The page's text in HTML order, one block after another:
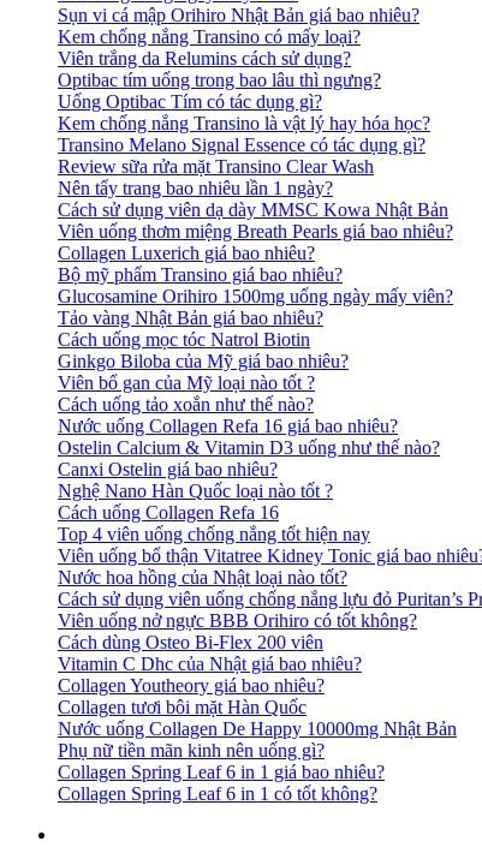
Sụn vi cá mập Orihiro Nhật Bản giá bao nhiêu?
Kem chống nắng Transino có mấy loại?
Viên trắng da Relumins cách sử dụng?
Optibac tím uống trong bao lâu thì ngưng?
Uống Optibac Tím có tác dụng gì?
Kem chống nắng Transino là vật lý hay hóa học?
Transino Melano Signal Essence có tác dụng gì?
Review sữa rửa mặt Transino Clear Wash
Nên tẩy trang bao nhiêu lần 1 ngày?
Cách sử dụng viên dạ dày MMSC Kowa Nhật Bản
Viên uống thơm miệng Breath Pearls giá bao nhiêu?
Collagen Luxerich giá bao nhiêu?
Bộ mỹ phẩm Transino giá bao nhiêu?
Glucosamine Orihiro 1500mg uống ngày mấy viên?
Tảo vàng Nhật Bản giá bao nhiêu?
Cách uống mọc tóc Natrol Biotin
Ginkgo Biloba của Mỹ giá bao nhiêu?
Viên bổ gan của Mỹ loại nào tốt ?
Cách uống tảo xoắn như thế nào?
Nước uống Collagen Refa 16 giá bao nhiêu?
Ostelin Calcium & Vitamin D3 uống như thế nào?
Canxi Ostelin giá bao nhiêu?
Nghệ Nano Hàn Quốc loại nào tốt ?
Cách uống Collagen Refa 16
Top 4 viên uống chống nắng tốt hiện nay
Viên uống bổ thận Vitatree Kidney Tonic giá bao
Nước hoa hồng của Nhật loại nào tốt?
Cách sử dụng viên uống chống nắng lựu đỏ Puritan’s
Viên uống nở ngực BBB Orihiro có tốt không?
Cách dùng Osteo Bi-Flex 200 viên
Vitamin C Dhc của Nhật giá bao nhiêu?
Collagen Youtheory giá bao nhiêu?
Collagen tươi bôi mặt Hàn Quốc
Nước uống Collagen De Happy 10000mg Nhật Bản
Phụ nữ tiền mãn kinh nên uống gì?
Collagen Spring Leaf 6 in 1 giá bao nhiêu?
Collagen Spring Leaf 6 in 1 có tốt không?